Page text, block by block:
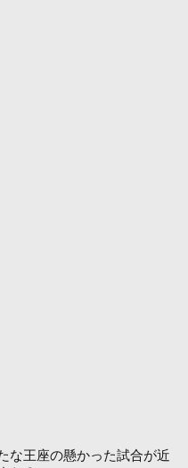
王座の懸かった試合が近